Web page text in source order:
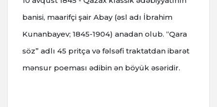
banisi, maarifçi şair Abay (əsl adı İbrahim
Kunanbayev; 1845-1904) anadan olub. “Qara
söz” adlı 45 pritça və fəlsəfi traktatdan ibarət
mənsur poeması ədibin ən böyük əsəridir.